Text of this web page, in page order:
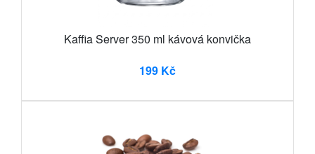
Kaffia Server 350 ml kávová konvička
199 Kč